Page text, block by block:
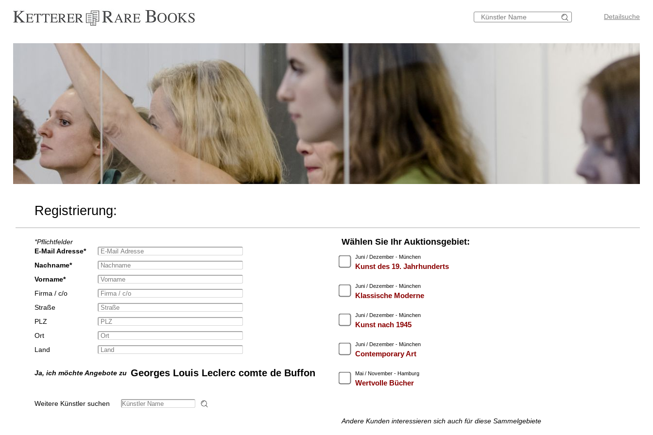
Detailsuche
Registrierung:
*Pflichtfelder
E-Mail Adresse*
Nachname*
Vorname*
Firma / c/o
Straße
PLZ
Ort
Land
Ja, ich möchte Angebote zu Georges Louis Leclerc comte de Buffon
Weitere Künstler suchen
Wählen Sie Ihr Auktionsgebiet:
Juni / Dezember - München
Kunst des 19. Jahrhunderts
Juni / Dezember - München
Klassische Moderne
Juni / Dezember - München
Kunst nach 1945
Juni / Dezember - München
Contemporary Art
Mai / November - Hamburg
Wertvolle Bücher
Andere Kunden interessieren sich auch für diese Sammelgebiete